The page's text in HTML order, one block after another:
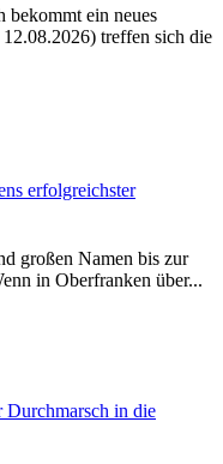
bekommt ein neues
treffen sich die
erfolgreichster
großen Namen bis zur
in Oberfranken über...
Durchmarsch in die